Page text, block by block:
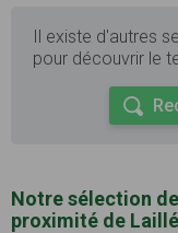
Il existe d'autres
pour découvrir le
Notre sélection
proximité de